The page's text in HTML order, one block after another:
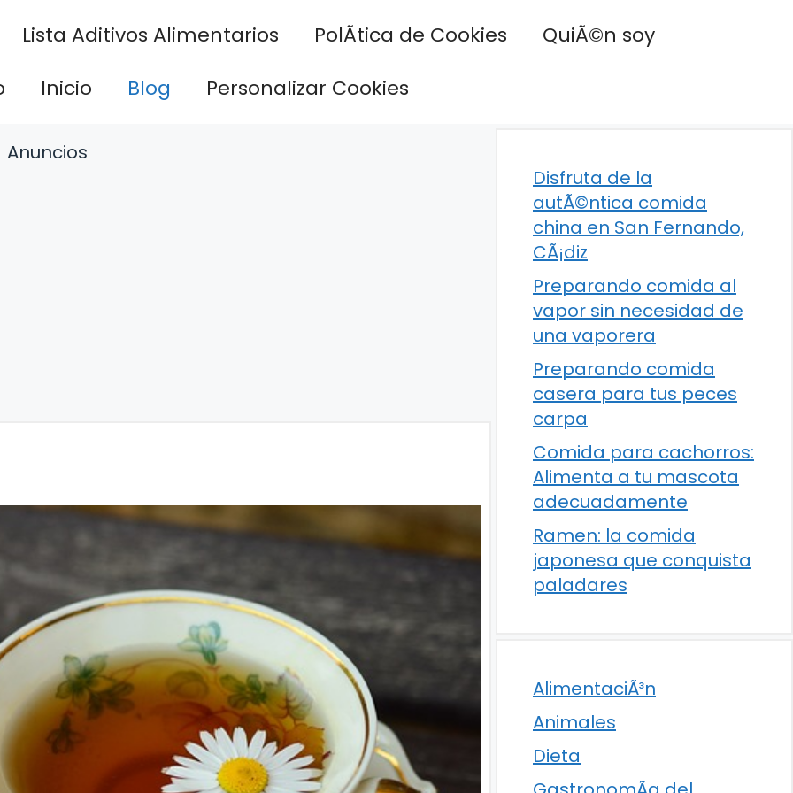
Lista Aditivos Alimentarios PolÃ­tica de Cookies
QuiÃ©n soy
Inicio Blog Personalizar Cookies
Anuncios
Disfruta de la
autÃ©ntica comida
china en San Fernando,
CÃ¡diz
Preparando comida al
vapor sin necesidad de
una vaporera
Preparando comida
casera para tus peces
carpa
Comida para cachorros:
Alimenta a tu mascota
adecuadamente
Ramen: la comida
japonesa que conquista
paladares
AlimentaciÃ³n
Animales
Dieta